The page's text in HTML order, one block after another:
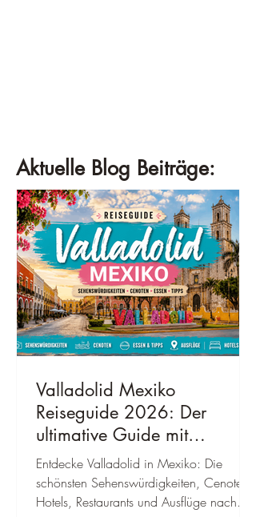
Aktuelle Blog Beiträge:
Valladolid Mexiko
Reiseguide 2026: Der
ultimative Guide mit
Sehenswürdigkeiten,
Geheimtipps, Kosten &
bester Reisezeit
Entdecke Valladolid in Mexiko: Die
schönsten Sehenswürdigkeiten, Cenoten,
Hotels, Restaurants und Ausflüge nach